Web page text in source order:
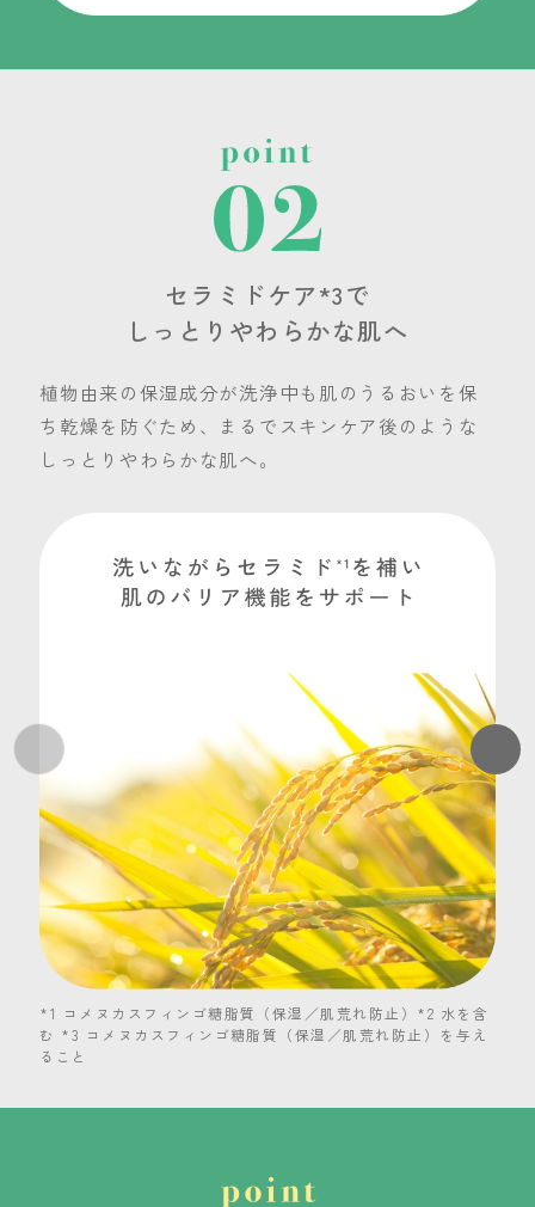
セラミドケア*3で
しっとりやわらかな肌へ
植物由来の保湿成分が洗浄中も肌のうるおいを保
ち乾燥を防ぐため、まるでスキンケア後のような
しっとりやわらかな肌へ。
*1 コメヌカスフィンゴ糖脂質（保湿／肌荒れ防止）*2 水を含
む *3 コメヌカスフィンゴ糖脂質（保湿／肌荒れ防止）を与え
ること